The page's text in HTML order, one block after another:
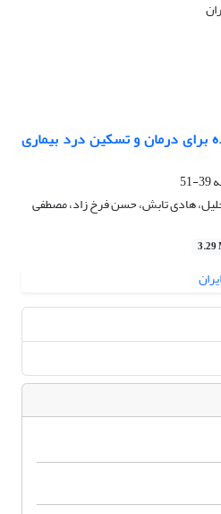
درمان و تسکین درد بیماری
39-51
هادی تابش، حسن فرخ زاد، مصطفی
3.29